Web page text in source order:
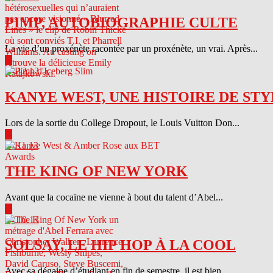
PIMP, AUTOBIOGRAPHIE CULTE
La vie d’un proxénète racontée par un proxénète, un vrai. Après...
04.12.13
KANYE WEST, UNE HISTOIRE DE
Lors de la sortie du College Dropout, le Louis Vuitton Don...
04.11.13
THE KING OF NEW YORK
Avant que la cocaïne ne vienne à bout du talent d’Abel...
04.10.13
SOLSAY, LE HIP HOP À LA COOL